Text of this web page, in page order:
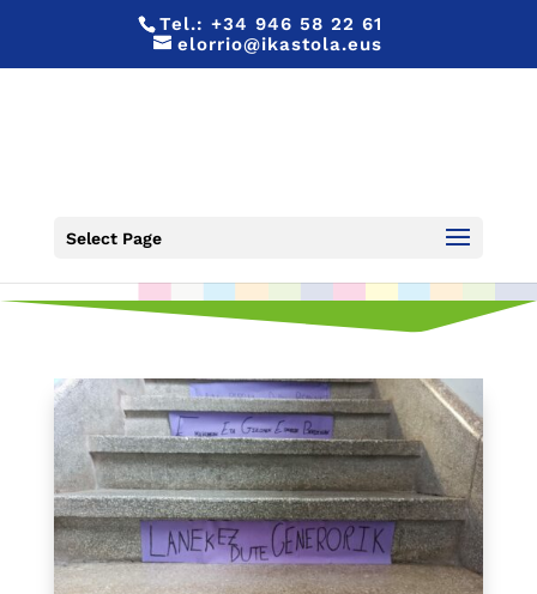
Tel.:+34 946 58 22 61
elorrio@ikastola.eus
Select Page
8 DE MARZO